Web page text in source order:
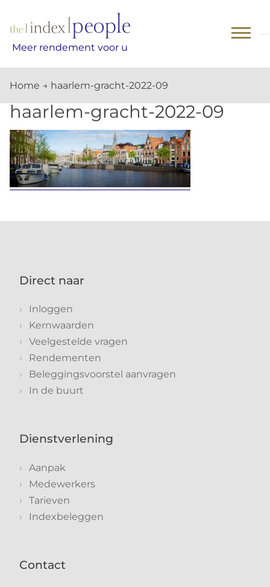
Meer rendement voor u
Home → haarlem-gracht-2022-09
haarlem-gracht-2022-09
Direct naar
Inloggen
Kernwaarden
Veelgestelde vragen
Rendementen
Beleggingsvoorstel aanvragen
In de buurt
Dienstverlening
Aanpak
Medewerkers
Tarieven
Indexbeleggen
Contact